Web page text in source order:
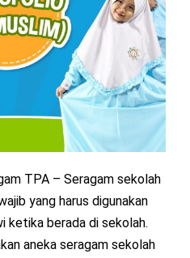
TPA – Seragam sekolah
yang harus digunakan
ketika berada di sekolah.
aneka seragam sekolah